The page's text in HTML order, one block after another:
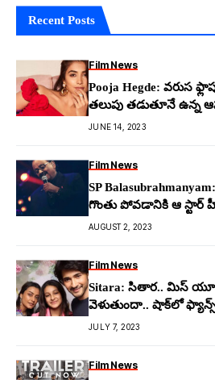
Recent Posts
Film News
Pooja Hegde: వ‌రుస
త‌లుపు తడుతూనే ఉన్న
JUNE 14, 2023
Film News
SP
గొంతు పోవడానికి ఆ
AUGUST 2, 2023
Film News
Sitara: సితార‌.. మిస్
వెళుతుందా.. షాక్‌లో
JULY 7, 2023
Film News